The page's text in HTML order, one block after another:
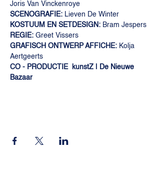
Joris Van Vinckenroye
SCENOGRAFIE: Lieven De Winter
KOSTUUM EN SETDESIGN: Bram Jespers
REGIE: Greet Vissers
GRAFISCH ONTWERP AFFICHE: Kolja
Aertgeerts
CO - PRODUCTIE  kunstZ | De Nieuwe
Bazaar